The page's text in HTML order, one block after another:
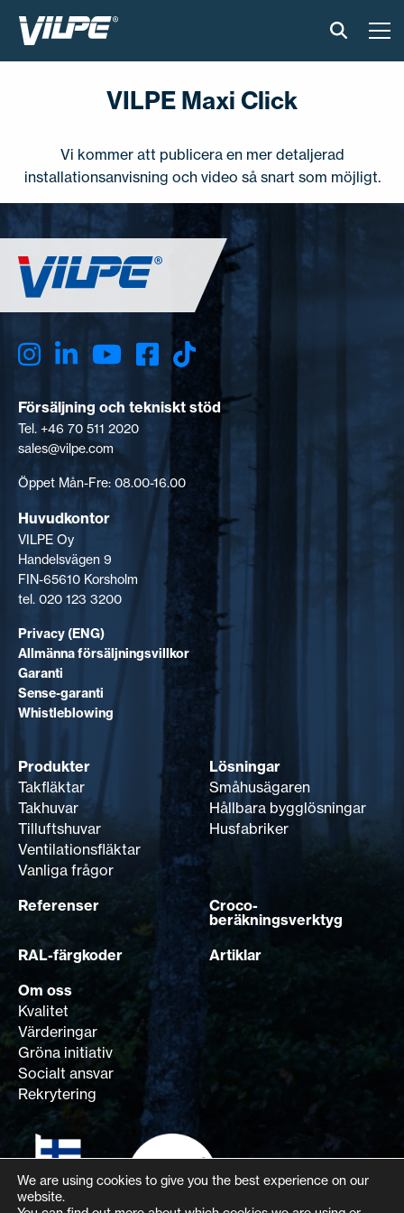
LÖSNINGAR
INSTALLATION & MATERIAL
ONLINEVERKTYG
OM OSS
KONTAKTA OSS
EN FI USA PL SV-FI
VILPE Maxi Click
Vi kommer att publicera en mer detaljerad
installationsanvisning och video så snart som möjligt.
Försäljning och tekniskt stöd
Tel. +46 70 511 2020
sales@vilpe.com
Öppet Mån-Fre: 08.00-16.00
Huvudkontor
VILPE Oy
Handelsvägen 9
FIN-65610 Korsholm
tel. 020 123 3200
Privacy (ENG)
Allmänna försäljningsvillkor
Garanti
Sense-garanti
Whistleblowing
Produkter
Takfläktar
Takhuvar
Tilluftshuvar
Ventilationsfläktar
Vanliga frågor
Lösningar
Småhusägaren
Hållbara bygglösningar
Husfabriker
Referenser
Croco-
beräkningsverktyg
RAL-färgkoder
Artiklar
Om oss
Kvalitet
Värderingar
Gröna initiativ
Socialt ansvar
Rekrytering
We are using cookies to give you the best experience on our
website.